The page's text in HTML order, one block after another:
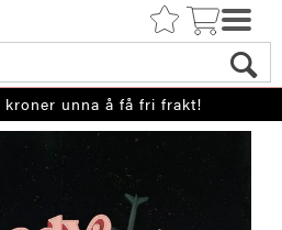
kroner unna å få fri frakt!